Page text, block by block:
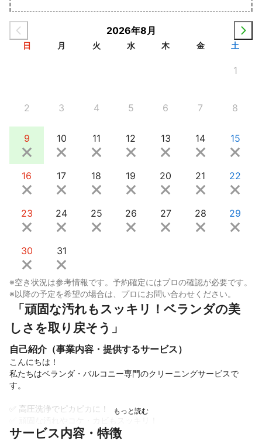
2026年8月
日 月 火 水 木 金 土
1
2 3 4 5 6 7 8
9 10 11 12 13 14 15
16 17 18 19 20 21 22
23 24 25 26 27 28 29
30 31
※空き状況は参考情報です。予約確定にはプロの確認が必要です。
※以降の予定を希望の場合は、プロにお問い合わせください。
しさを取り戻そう」
自己紹介（事業内容・提供するサービス）
こんにちは！
私たちはベランダ・バルコニー専門のクリーニングサービスで
す。
✅ 高圧洗浄でピカピカに！
✅ 環境に優しい洗剤を使用
サービス内容・特徴